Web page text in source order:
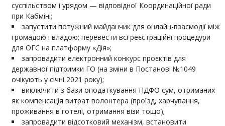
суспільством і урядом — відповідної Координаційної ради
при Кабміні;
запустити потужний майданчик для онлайн-взаємодії між
громадою і владою; перевести всі реєстраційні процедури
для ОГС на платформу «Дія»;
запровадити електронний конкурс проєктів для
державної підтримки ГО (на зміни в Постанові №1049
очікують у січні 2021 року);
виключити з бази оподаткування ПДФО сум, отриманих
як компенсація витрат волонтера (проїзд, харчування,
проживання в готелі, отримання візи тощо);
запровадити відсотковий механізм, встановити